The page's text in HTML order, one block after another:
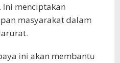
Ini menciptakan
masyarakat dalam
ini akan membantu